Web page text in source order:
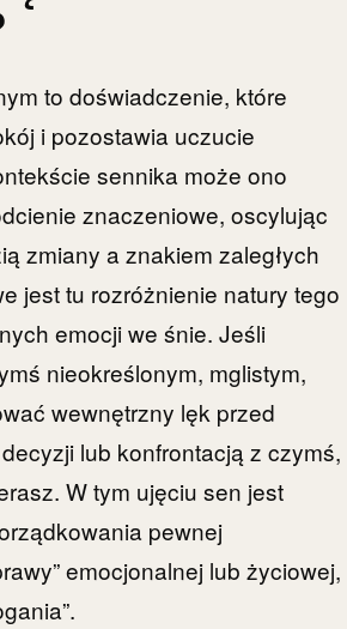
to doświadczenie, które
i pozostawia uczucie
sennika może ono
znaczeniowe, oscylując
zmiany a znakiem zaległych
jest tu rozróżnienie natury tego
emocji we śnie. Jeśli
nieokreślonym, mglistym,
wewnętrzny lęk przed
lub konfrontacją z czymś,
W tym ujęciu sen jest
pewnej
emocjonalnej lub życiowej,